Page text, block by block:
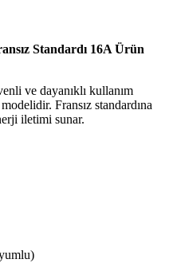
Standardı 16A Ürün
ve dayanıklı kullanım
Fransız standardına
iletimi sunar.